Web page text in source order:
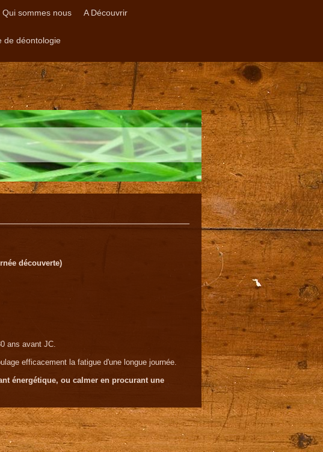
Qui sommes nous A Découvrir
de déontologie
découverte)
ans avant JC.
efficacement la fatigue d'une longue journée.
énergétique, ou calmer en procurant une